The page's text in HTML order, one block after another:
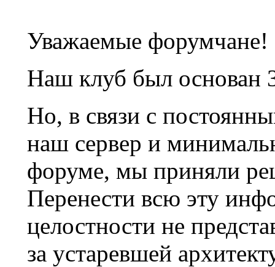
Уважаемые форумчане!
Наш клуб был основан
Но, в связи с
наш сервер и
форуме, мы приняли
Перенести всю эту
целостности не
за устаревшей